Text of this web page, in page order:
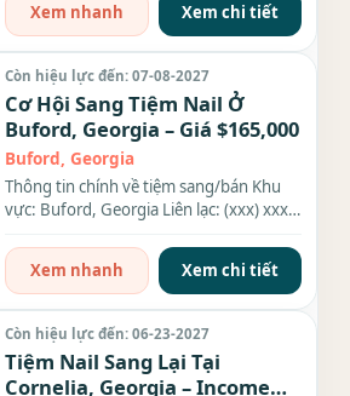
Xem nhanh
Xem chi tiết
Còn hiệu lực đến: 07-08-2027
Cơ Hội Sang Tiệm Nail Ở
Buford, Georgia – Giá $165,000
Buford, Georgia
Thông tin chính về tiệm sang/bán Khu
vực: Buford, Georgia Liên lạc: (xxx) xxx-
Xem nhanh
Xem chi tiết
Còn hiệu lực đến: 06-23-2027
Tiệm Nail Sang Lại Tại
Cornelia, Georgia – Income